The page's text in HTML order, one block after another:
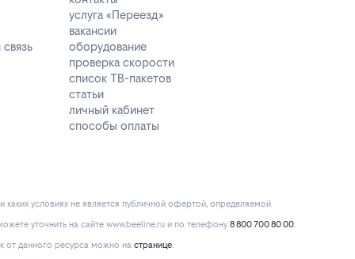
услуга «Переезд»
вакансии
оборудование
проверка скорости
список ТВ-пакетов
статьи
личный кабинет
способы оплаты
условиях не является публичной офертой, определяемой
уточнить на сайте www.beeline.ru и по телефону 8 800 700 80 00.
от данного ресурса можно на странице.